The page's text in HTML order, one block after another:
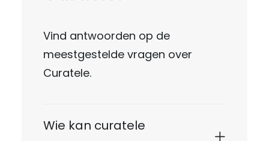
Vind antwoorden op de
meestgestelde vragen over
Curatele.
Wie kan curatele